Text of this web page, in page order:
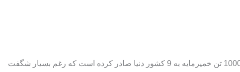
Iran yeast یکی ازپیشروان عرضه و فروش خمیرمایه در ایران میباشد که از سال 1396 فعالیت خود را آغاز نمود. در این مدت در حدود 1000 تن خمیرمایه به 9 کشور دنیا صادر کرده است که رغم بسیار شگفت